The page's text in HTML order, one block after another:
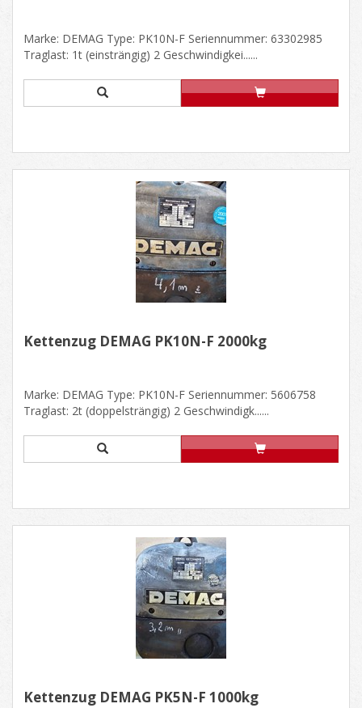
Marke: DEMAG Type: PK10N-F Seriennummer: 63302985
Traglast: 1t (einsträngig) 2 Geschwindigkei......
Kettenzug DEMAG PK10N-F 2000kg
Marke: DEMAG Type: PK10N-F Seriennummer: 5606758
Traglast: 2t (doppelsträngig) 2 Geschwindigk......
Kettenzug DEMAG PK5N-F 1000kg